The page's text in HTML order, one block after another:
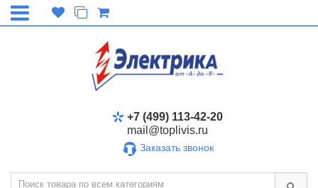
+7 (499) 113-42-20
mail@toplivis.ru
Заказать звонок